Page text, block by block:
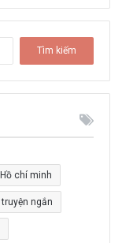
m
k
c
h
o
:
Hồ chí minh
truyện ngắn